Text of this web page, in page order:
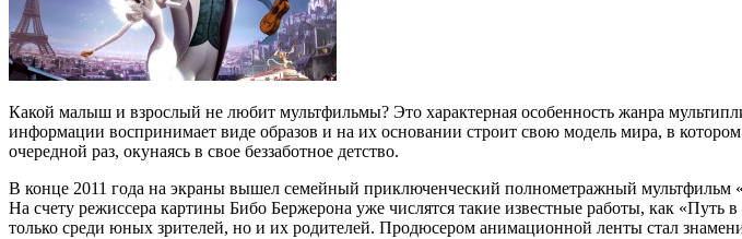
Какой малыш и взрослый не любит мультфильмы? Это характерная особенность жанра
информации воспринимает виде образов и на их основании строит свою модель мира, в
очередной раз, окунаясь в свое беззаботное детство.
В конце 2011 года на экраны вышел семейный приключенческий полнометражный
На счету режиссера картины Бибо Бержерона уже числятся такие известные работы, как
только среди юных зрителей, но и их родителей. Продюсером анимационной ленты стал